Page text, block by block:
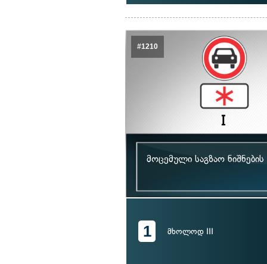
#1210
მოცემული საგზაო
1 მხოლოდ III